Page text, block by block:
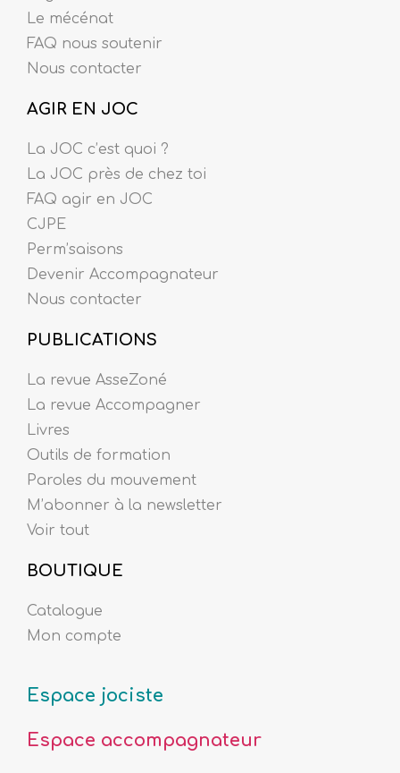
Le mécénat
FAQ nous soutenir
Nous contacter
AGIR EN JOC
La JOC c’est quoi ?
La JOC près de chez toi
FAQ agir en JOC
CJPE
Perm’saisons
Devenir Accompagnateur
Nous contacter
PUBLICATIONS
La revue AsseZoné
La revue Accompagner
Livres
Outils de formation
Paroles du mouvement
M’abonner à la newsletter
Voir tout
BOUTIQUE
Catalogue
Mon compte
Espace jociste
Espace accompagnateur